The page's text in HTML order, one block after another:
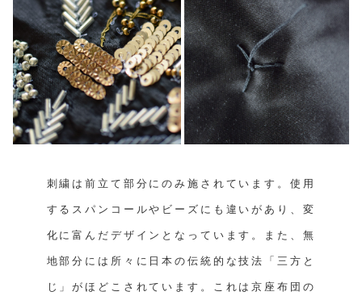
刺繍は前立て部分にのみ施されています。使用
するスパンコールやビーズにも違いがあり、変
化に富んだデザインとなっています。また、無
地部分には所々に日本の伝統的な技法「三方と
じ」がほどこされています。これは京座布団の